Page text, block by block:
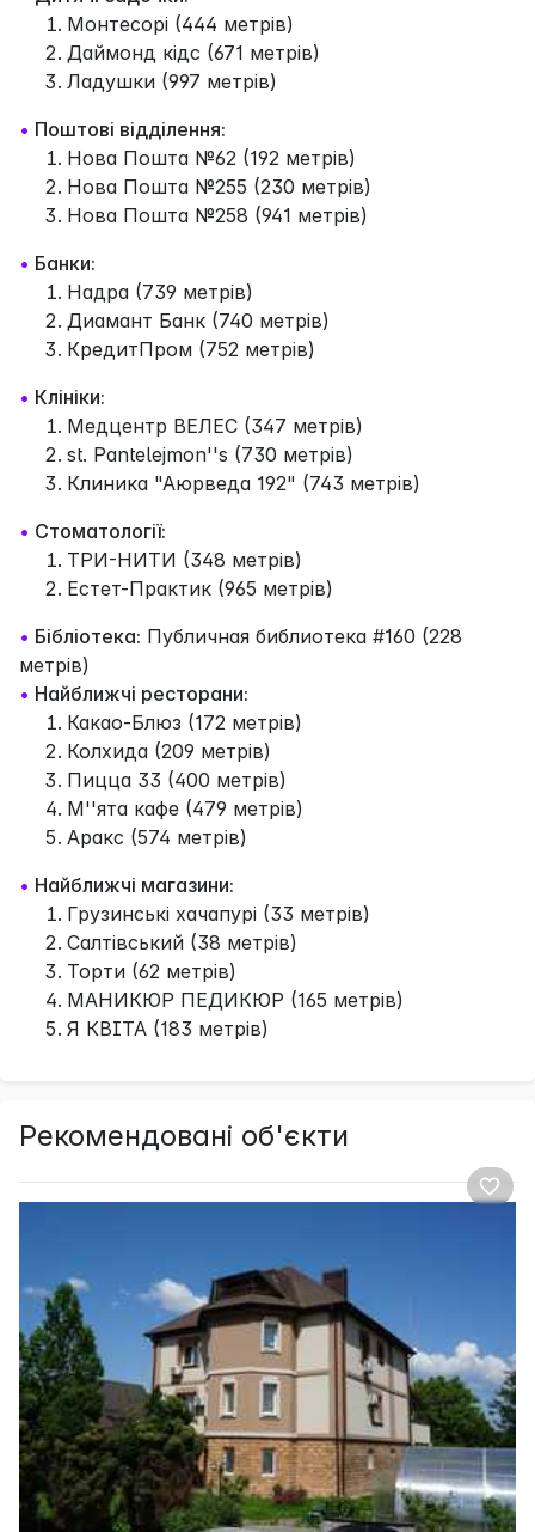
Монтесорі (444 метрів)
Даймонд кідс (671 метрів)
Ладушки (997 метрів)
• Поштові відділення:
Нова Пошта №62 (192 метрів)
Нова Пошта №255 (230 метрів)
Нова Пошта №258 (941 метрів)
• Банки:
Надра (739 метрів)
Диамант Банк (740 метрів)
КредитПром (752 метрів)
• Клініки:
Медцентр ВЕЛЕС (347 метрів)
st. Pantelejmon''s (730 метрів)
Клиника "Аюрведа 192" (743 метрів)
• Стоматології:
ТРИ-НИТИ (348 метрів)
Естет-Практик (965 метрів)
• Бібліотека: Публичная библиотека #160 (228
метрів)
• Найближчі ресторани:
Какао-Блюз (172 метрів)
Колхида (209 метрів)
Пицца 33 (400 метрів)
М''ята кафе (479 метрів)
Аракс (574 метрів)
• Найближчі магазини:
Грузинські хачапурі (33 метрів)
Салтівський (38 метрів)
Торти (62 метрів)
МАНИКЮР ПЕДИКЮР (165 метрів)
Я КВІТА (183 метрів)
Рекомендовані об'єкти